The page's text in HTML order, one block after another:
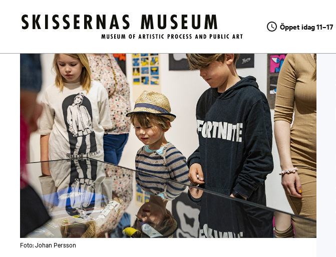
Öppet idag 11–17
Kalender / Familjevisning
Foto: Johan Persson